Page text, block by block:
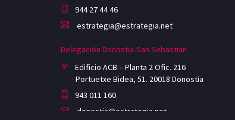
944 27 44 46
estrategia@estrategia.net
Delegación Donostia-San Sebastian
Edificio ACB – Planta 2 Ofic. 216
Portuetxe Bidea, 51. 20018 Donostia
943 011 160
donostia@estrategia.net